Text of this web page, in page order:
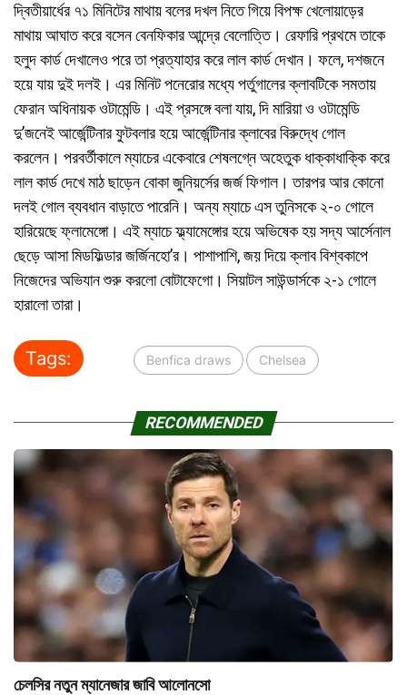
দ্বিতীয়ার্ধের ৭১ মিনিটের মাথায় বলের দখল নিতে গিয়ে বিপক্ষ খেলোয়াড়ের
মাথায় আঘাত করে বসেন বেনফিকার আন্দ্রে বেলোত্তি। রেফারি প্রথমে তাকে
হলুদ কার্ড দেখালেও পরে তা প্রত্যাহার করে লাল কার্ড দেখান। ফলে, দশজনে
হয়ে যায় দুই দলই। এর মিনিট পনেরোর মধ্যে পর্তুগালের ক্লাবটিকে সমতায়
ফেরান অধিনায়ক ওটামেন্ডি। এই প্রসঙ্গে বলা যায়, দি মারিয়া ও ওটামেন্ডি
দু’জনেই আর্জেন্টিনার ফুটবলার হয়ে আর্জেন্টিনার ক্লাবের বিরুদ্ধে গোল
করলেন। পরবর্তীকালে ম্যাচের একেবারে শেষলগ্নে অহেতুক ধাক্কাধাক্কি করে
লাল কার্ড দেখে মাঠ ছাড়েন বোকা জুনিয়র্সের জর্জ ফিগাল। তারপর আর কোনো
দলই গোল ব্যবধান বাড়াতে পারেনি। অন্য ম্যাচে এস তুনিসকে ২-০ গোলে
হারিয়েছে ফ্লামেঙ্গো। এই ম্যাচে ফ্ল্যামেঙ্গোর হয়ে অভিষেক হয় সদ্য আর্সেনাল
ছেড়ে আসা মিডফিল্ডার জর্জিনহো’র। পাশাপাশি, জয় দিয়ে ক্লাব বিশ্বকাপে
নিজেদের অভিযান শুরু করলো বোটাফেগো। সিয়াটল সাউন্ডার্সকে ২-১ গোলে
হারালো তারা।
Tags: Benfica draws Chelsea
RECOMMENDED
চেলসির নতুন ম্যানেজার জাবি আলোনসো